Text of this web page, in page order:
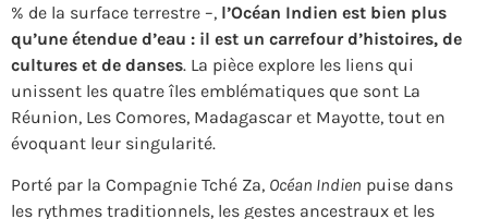
% de la surface terrestre –, l’Océan Indien est bien plus
qu’une étendue d’eau : il est un carrefour d’histoires, de
cultures et de danses. La pièce explore les liens qui
unissent les quatre îles emblématiques que sont La
Réunion, Les Comores, Madagascar et Mayotte, tout en
évoquant leur singularité.
Porté par la Compagnie Tché Za, Océan Indien puise dans
les rythmes traditionnels, les gestes ancestraux et les